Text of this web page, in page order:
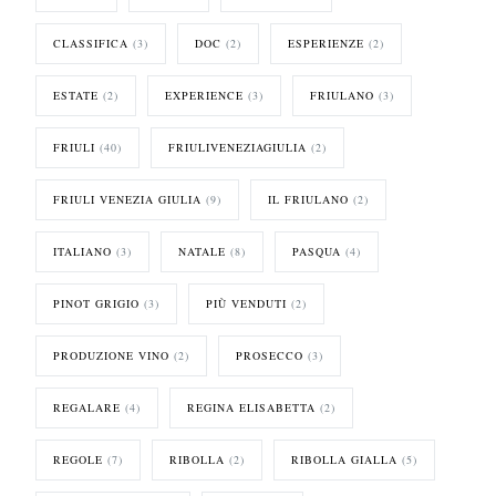
CLASSIFICA (3) DOC (2) ESPERIENZE (2)
ESTATE (2) EXPERIENCE (3) FRIULANO (3)
FRIULI (40) FRIULIVENEZIAGIULIA (2)
FRIULI VENEZIA GIULIA (9) IL FRIULANO (2)
ITALIANO (3) NATALE (8) PASQUA (4)
PINOT GRIGIO (3) PIÙ VENDUTI (2)
PRODUZIONE VINO (2) PROSECCO (3)
REGALARE (4) REGINA ELISABETTA (2)
REGOLE (7) RIBOLLA (2) RIBOLLA GIALLA (5)